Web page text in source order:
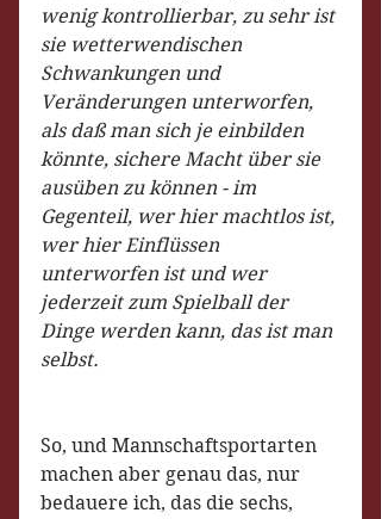
wenig kontrollierbar, zu sehr ist
sie wetterwendischen
Schwankungen und
Veränderungen unterworfen,
als daß man sich je einbilden
könnte, sichere Macht über sie
ausüben zu können - im
Gegenteil, wer hier machtlos ist,
wer hier Einflüssen
unterworfen ist und wer
jederzeit zum Spielball der
Dinge werden kann, das ist man
selbst.
So, und Mannschaftsportarten
machen aber genau das, nur
bedauere ich, das die sechs,